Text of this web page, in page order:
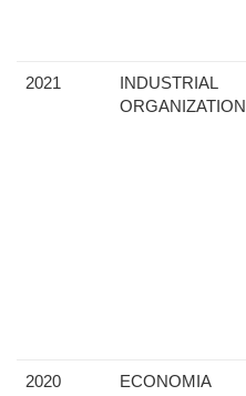
2021
INDUSTRIAL
ORGANIZATION
2020
ECONOMIA